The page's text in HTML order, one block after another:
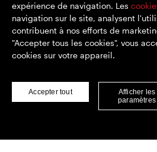
expérience de navigation. Les
navigation sur le site, analysent
contribuent à nos efforts de
"Accepter tous les cookies", vous
cookies sur votre appareil.
Accepter tout
Afficher les
paramètres
Rester en
SEGRO
Siège social : 1 New Burlington Place,